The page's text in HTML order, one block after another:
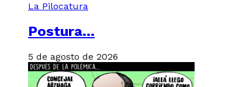
La Pilocatura
Postura…
5 de agosto de 2026